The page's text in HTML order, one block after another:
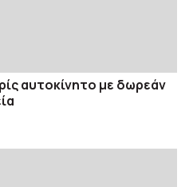
αυτοκίνητο με δωρεάν